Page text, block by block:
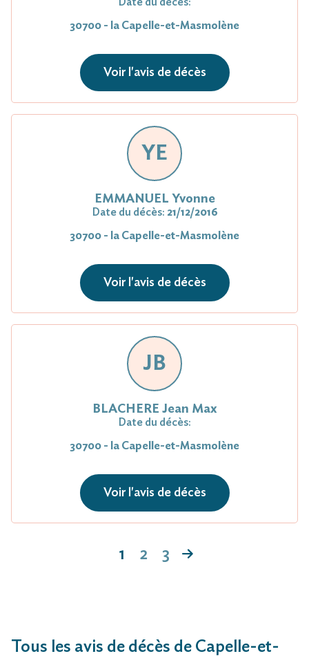
30700 - la Capelle-et-Masmolène
Voir l'avis de décès
YE
EMMANUEL Yvonne
Date du décès: 21/12/2016
30700 - la Capelle-et-Masmolène
Voir l'avis de décès
JB
BLACHERE Jean Max
Date du décès:
30700 - la Capelle-et-Masmolène
Voir l'avis de décès
1 2 3
Tous les avis de décès de Capelle-et-